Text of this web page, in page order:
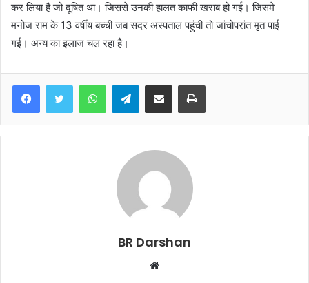
कर लिया है जो दूषित था। जिससे उनकी हालत काफी खराब हो गई। जिसमे
मनोज राम के 13 वर्षीय बच्ची जब सदर अस्पताल पहुंची तो जांचोपरांत मृत पाई
गई। अन्य का इलाज चल रहा है।
Telegram
BR Darshan